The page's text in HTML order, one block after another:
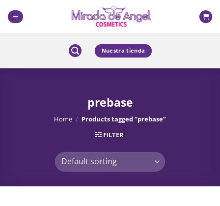
content
Nuestra tienda
prebase
Home / Products tagged “prebase”
FILTER